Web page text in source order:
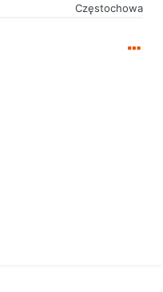
Częstochowa